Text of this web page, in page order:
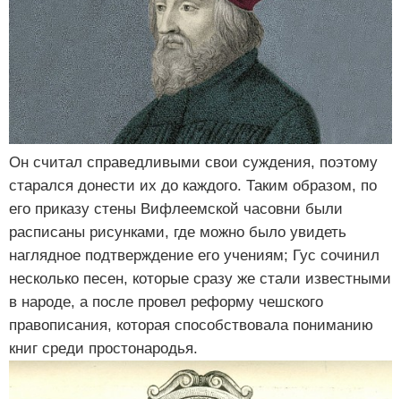
Он считал справедливыми свои суждения, поэтому
старался донести их до каждого. Таким образом, по
его приказу стены Вифлеемской часовни были
расписаны рисунками, где можно было увидеть
наглядное подтверждение его учениям; Гус сочинил
несколько песен, которые сразу же стали известными
в народе, а после провел реформу чешского
правописания, которая способствовала пониманию
книг среди простонародья.